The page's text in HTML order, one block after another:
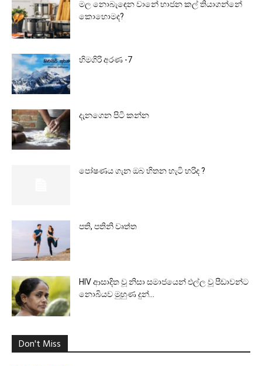
මල නොබැඳෙන වානේ භාජන කල් තියාගන්නේ
කොහොමද?
හිමගිරි අරණ -7
දැනගෙන පිටි කන්න
පෝෂණය ගැන ඔබ හිතන හැටි හරිද ?
පති, පතිනි වෘත්ත
HIV ආසාදිත වූ නිසා සමාජයෙන් එල්ල වූ පීඩාවන්ට
නොබියව මුහුණ දුන්...
Don't Miss